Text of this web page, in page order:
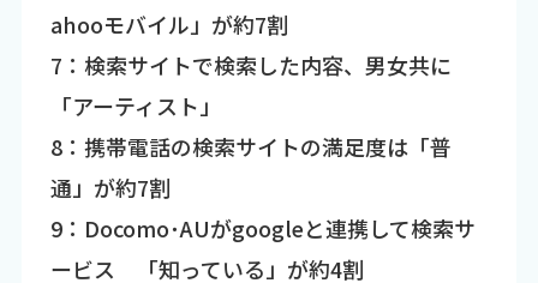
ahooモバイル」が約7割
7：検索サイトで検索した内容、男女共に
「アーティスト」
8：携帯電話の検索サイトの満足度は「普
通」が約7割
9：Docomo･AUがgoogleと連携して検索サ
ービス 「知っている」が約4割